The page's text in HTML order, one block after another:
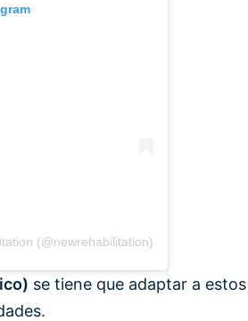
(@newrehabilitation)
se tiene que adaptar a